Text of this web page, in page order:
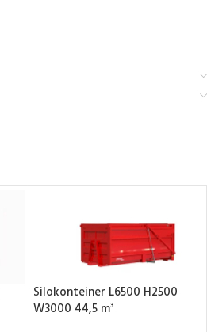
Silokonteiner L6500 H2500
W3000 44,5 m³